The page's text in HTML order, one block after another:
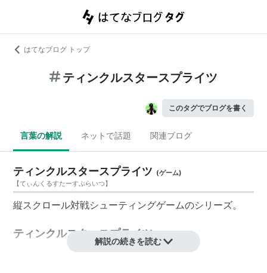
はてなブログ トップ
ティンクルスタースプライツ
このタグでブログを書く
言葉の解説 ネットで話題 関連ブログ
ティンクルスタースプライツ (ゲーム)
【てぃんくるすたーすぷらいつ】
縦スクロール対戦シューティングゲームのシリーズ。
ティンクルスタースプライツ
シリーズ第1作目で、開発・発売はADK。
解説の続きを読む